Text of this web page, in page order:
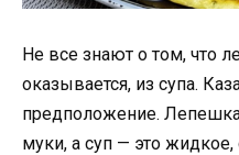
Не все знают о том, что
оказывается, из супа.
предположение.
муки, а суп — это